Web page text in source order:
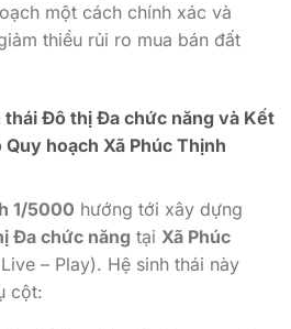
một cách chính xác và
thiểu rủi ro mua bán đất
thái Đô thị Đa chức năng và Kết
Quy hoạch Xã Phúc Thịnh
1/5000 hướng tới xây dựng
Đa chức năng tại Xã Phúc
– Play). Hệ sinh thái này
cột: